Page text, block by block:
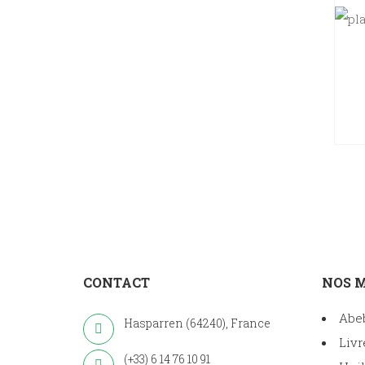
CONTACT
Hasparren (64240), France
(+33) 6 14 76 10 91
NOS